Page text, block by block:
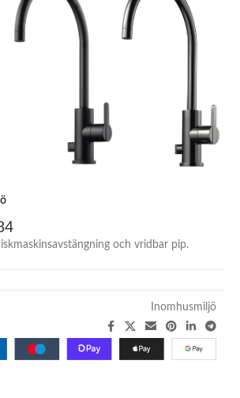
och vridbar pip.
Inomhusmiljö